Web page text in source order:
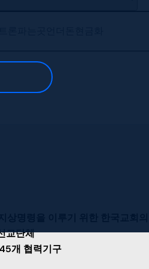
상명령을 이루기 위한 한국교회의
교단체
개 협력기구